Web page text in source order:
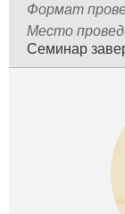
Формат
Место
Семинар